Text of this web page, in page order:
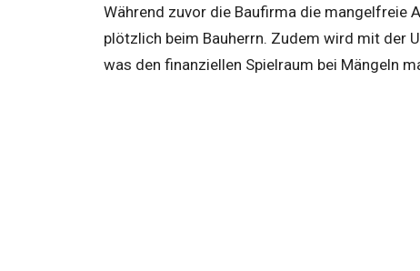
Während zuvor die Baufirma die mangelfreie
plötzlich beim Bauherrn. Zudem wird mit
was den finanziellen Spielraum bei Mängeln